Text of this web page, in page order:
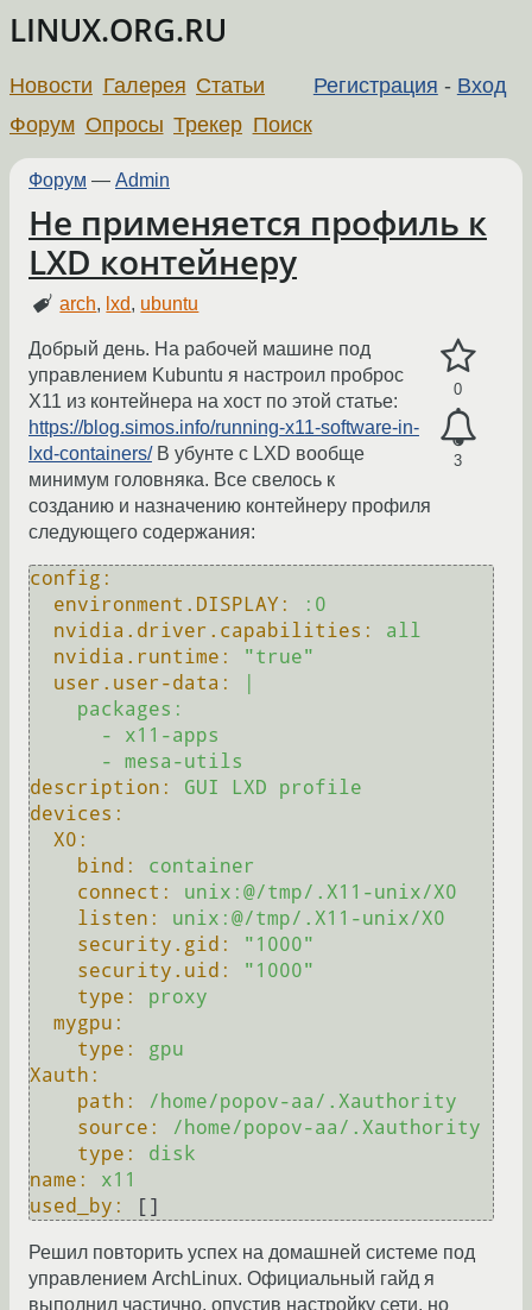
LINUX.ORG.RU
Регистрация - Вход
Новости Галерея Статьи
Форум Опросы Трекер Поиск
Форум — Admin
Не применяется профиль к
LXD контейнеру
arch, lxd, ubuntu
0
3
Добрый день. На рабочей машине под
управлением Kubuntu я настроил проброс
X11 из контейнера на хост по этой статье:
https://blog.simos.info/running-x11-software-in-
lxd-containers/В убунте с LXD вообще
минимум головняка. Все свелось к
созданию и назначению контейнеру профиля
следующего содержания:
config:
environment.DISPLAY:
:0
nvidia.driver.capabilities:
all
nvidia.runtime:
"true"
user.user-data:
description:
GUI LXD
profile
devices:
X0:
bind:
container
connect:
unix:@/tmp/.X11-unix/X0
listen:
unix:@/tmp/.X11-unix/X0
security.gid:
"1000"
security.uid:
"1000"
type:
proxy
mygpu:
type:
gpu
Xauth:
path:
/home/popov-aa/.Xauthority
source:
/home/popov-aa/.Xauthority
type:
disk
name:
x11
used_by:
[]
Решил повторить успех на домашней системе под
управлением ArchLinux. Официальный гайд я
выполнил частично, опустив настройку сети, но